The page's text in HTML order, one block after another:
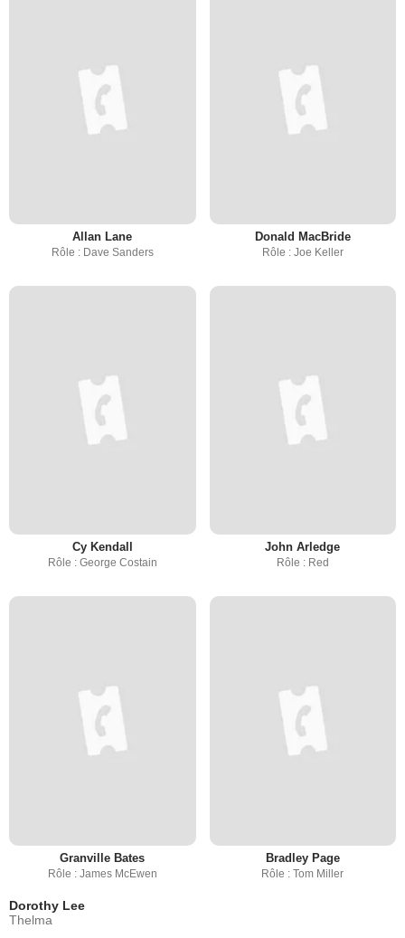
Allan Lane
Rôle : Dave Sanders
Donald MacBride
Rôle : Joe Keller
Cy Kendall
Rôle : George Costain
John Arledge
Rôle : Red
Granville Bates
Rôle : James McEwen
Bradley Page
Rôle : Tom Miller
Dorothy Lee
Thelma